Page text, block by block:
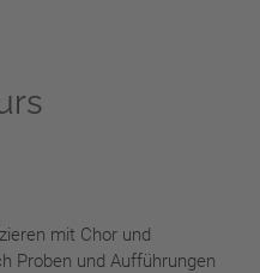
mit Chor und
Proben und Aufführungen